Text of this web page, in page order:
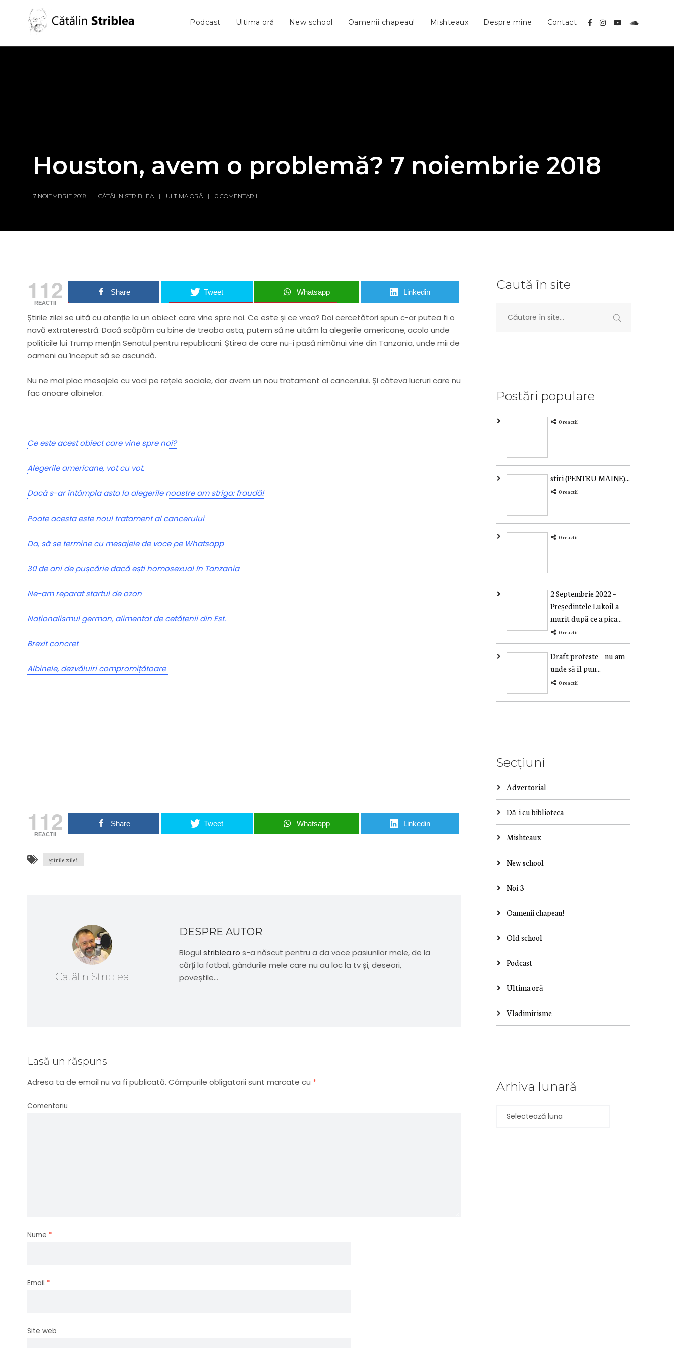
Podcast Ultima oră New school Oamenii chapeau! Mishteaux Despre mine Contact
Houston, avem o problemă? 7 noiembrie 2018
7 NOIEMBRIE 2018 CĂTĂLIN STRIBLEA ULTIMA ORĂ 0 COMENTARII
112
REACTII
Share Tweet Whatsapp Linkedin
Știrile zilei se uită cu atenție la un obiect care vine spre noi. Ce este și ce vrea? Doi cercetători spun c-ar putea fi o
navă extraterestră. Dacă scăpăm cu bine de treaba asta, putem să ne uităm la alegerile americane, acolo unde
politicile lui Trump mențin Senatul pentru republicani. Știrea de care nu-i pasă nimănui vine din Tanzania, unde mii de
oameni au început să se ascundă.
Nu ne mai plac mesajele cu voci pe rețele sociale, dar avem un nou tratament al cancerului. Și câteva lucruri care nu
fac onoare albinelor.
Ce este acest obiect care vine spre noi?
Alegerile americane, vot cu vot.
Dacă s-ar întâmpla asta la alegerile noastre am striga: fraudă!
Poate acesta este noul tratament al cancerului
Da, să se termine cu mesajele de voce pe Whatsapp
30 de ani de pușcărie dacă ești homosexual în Tanzania
Ne-am reparat startul de ozon
Naționalismul german, alimentat de cetățenii din Est.
Brexit concret
Albinele, dezvăluiri compromițătoare
112
REACTII
Share Tweet Whatsapp Linkedin
știrile zilei
Cătălin Striblea
DESPRE AUTOR
Blogul striblea.ro s-a născut pentru a da voce pasiunilor mele, de la
cărți la fotbal, gândurile mele care nu au loc la tv și, deseori,
poveștile...
Lasă un răspuns
Adresa ta de email nu va fi publicată. Câmpurile obligatorii sunt marcate cu *
Comentariu
Nume *
Email *
Site web
Caută în site
Postări populare
0 reactii
stiri (PENTRU MAINE)...
0 reactii
0 reactii
2 Septembrie 2022 –
Președintele Lukoil a
murit după ce a pica...
0 reactii
Draft proteste – nu am
unde să îl pun...
0 reactii
Secțiuni
Advertorial
Dă-i cu biblioteca
Mishteaux
New school
Noi 3
Oamenii chapeau!
Old school
Podcast
Ultima oră
Vladimirisme
Arhiva lunară